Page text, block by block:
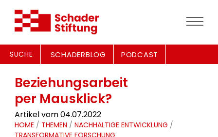
SUCHE SCHADERBLOG PODCAST
Beziehungsarbeit
per Mausklick?
Artikel vom 04.07.2022
HOME / THEMEN / NACHHALTIGE ENTWICKLUNG /
TRANSFORMATIVE FORSCHUNG